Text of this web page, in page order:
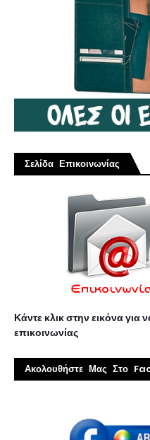
Σελίδα Επικοινωνίας
Κάντε κλικ στην εικόνα για
επικοινωνίας
Ακολουθήστε Μας Στο